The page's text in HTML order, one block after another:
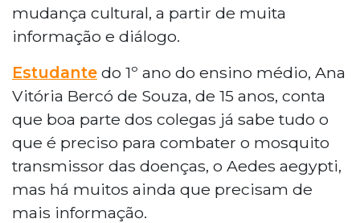
mudança cultural, a partir de muita
informação e diálogo.
Estudante do 1º ano do ensino médio, Ana
Vitória Bercó de Souza, de 15 anos, conta
que boa parte dos colegas já sabe tudo o
que é preciso para combater o mosquito
transmissor das doenças, o Aedes aegypti,
mas há muitos ainda que precisam de
mais informação.